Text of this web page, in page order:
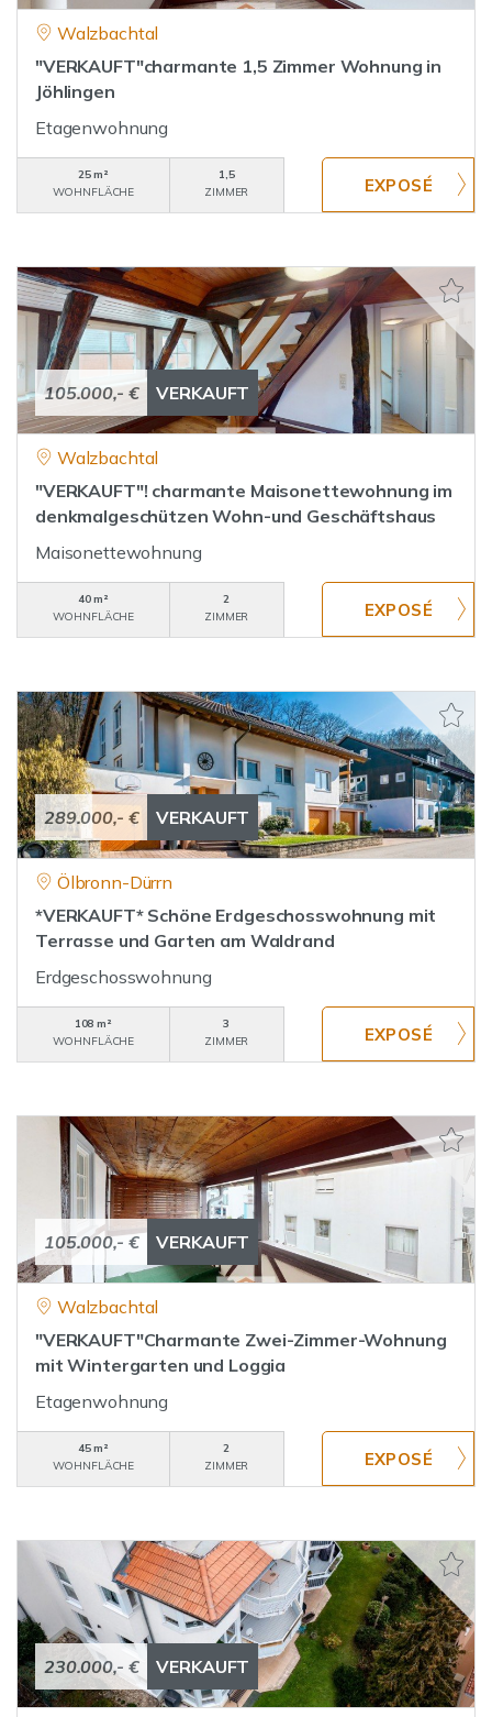
Walzbachtal
"VERKAUFT"charmante 1,5 Zimmer Wohnung in
Jöhlingen
Etagenwohnung
25 m²
WOHNFLÄCHE
1,5
ZIMMER
105.000,- € VERKAUFT
Walzbachtal
"VERKAUFT"! charmante Maisonettewohnung im
denkmalgeschützen Wohn-und Geschäftshaus
Maisonettewohnung
40 m²
WOHNFLÄCHE
2
ZIMMER
289.000,- € VERKAUFT
Ölbronn-Dürrn
*VERKAUFT* Schöne Erdgeschosswohnung mit
Terrasse und Garten am Waldrand
Erdgeschosswohnung
108 m²
WOHNFLÄCHE
3
ZIMMER
105.000,- € VERKAUFT
Walzbachtal
"VERKAUFT"Charmante Zwei-Zimmer-Wohnung
mit Wintergarten und Loggia
Etagenwohnung
45 m²
WOHNFLÄCHE
2
ZIMMER
230.000,- € VERKAUFT